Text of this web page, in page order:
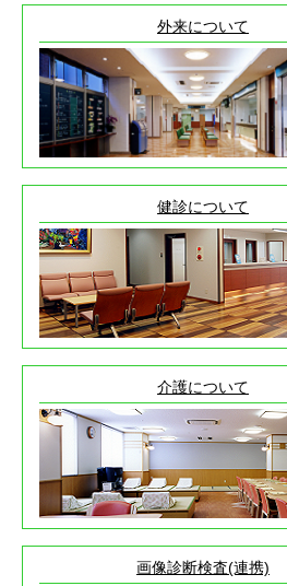
2026.5.11
お知らせ
院内講話を開催しました。
2026.4.1
お知らせ
2026年4月1日からの外来診療担当表
2026.3.17
採用情報
常勤介護支援専門員を掲載しました
2026.3.14
採用情報
常勤事務職員(システム担当)を掲載
2026.2.9
けんこうだいいち 2026年 第1号
2026.1.16
常勤介護福祉士・介護職員(通所リハ
外来について
健診について
介護について
画像診断検査(連携)